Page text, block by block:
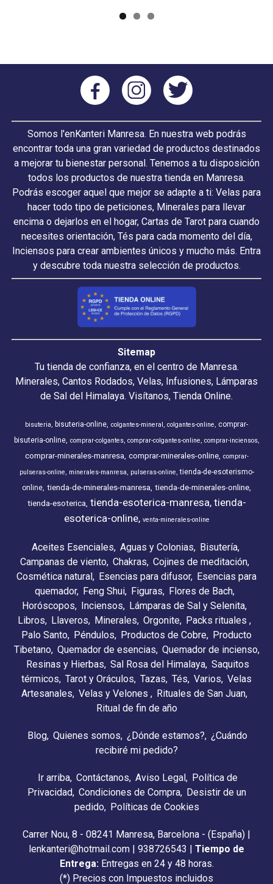
Somos l'enKanteri Manresa. En nuestra web podrás
encontrar toda una gran variedad de productos destinados
a mejorar tu bienestar personal. Tenemos a tu disposición
todos los productos de nuestra tienda en Manresa.
Podrás escoger aquel que mejor se adapte a ti: Velas para
hacer todo tipo de peticiones, Minerales para llevar
encima o dejarlos en el hogar, Cartas de Tarot para cuando
necesites orientación, Tés para cada momento del día,
Inciensos para crear ambientes únicos y mucho más. Entra
y descubre toda nuestra selección de productos.
Sitemap
Tu tienda de confianza, en el centro de Manresa.
Minerales, Cantos Rodados, Velas, Infusiones, Lámparas
de Sal del Himalaya. Visítanos, Tienda Online.
bisuteria bisuteria-online colgantes-mineral colgantes-online
comprar-
bisuteria-online comprar-colgantes comprar-colgantes-online comprar-inciensos
comprar-minerales-manresa comprar-minerales-online comprar-
pulseras-online
minerales-manresa pulseras-online tienda-de-esoterismo-
online tienda-de-minerales-manresa tienda-de-minerales-online
tienda-esoterica tienda-esoterica-manresa tienda-
esoterica-online venta-minerales-online
Aceites Esenciales Aguas y Colonias
Bisutería
Campanas de viento Chakras Cojines de meditación
Cosmética natural Esencias para difusor Esencias para
quemador
Feng Shui Figuras
Flores de Bach
Horóscopos
Inciensos
Lámparas de Sal y Selenita
Libros
Llaveros Minerales Orgonite Packs rituales
Palo Santo Péndulos Productos de Cobre Producto
Tibetano Quemador de esencias Quemador de incienso
Resinas y Hierbas Sal Rosa del Himalaya Saquitos
térmicos Tarot y Oráculos Tazas Tés Varios Velas
Artesanales Velas y Velones
Rituales de San Juan
Ritual de fin de año
Blog Quienes somos ¿Dónde estamos?
¿Cuándo
recibiré mi pedido?
Ir arriba Contáctanos Aviso Legal
Política de
Privacidad Condiciones de Compra
Desistir de un
pedido
Políticas de Cookies
Carrer Nou, 8 - 08241 Manresa, Barcelona - (España) |
lenkanteri@hotmail.com | 938726543 | Tiempo de
Entrega: Entregas en 24 y 48 horas.
(*) Precios con Impuestos incluidos